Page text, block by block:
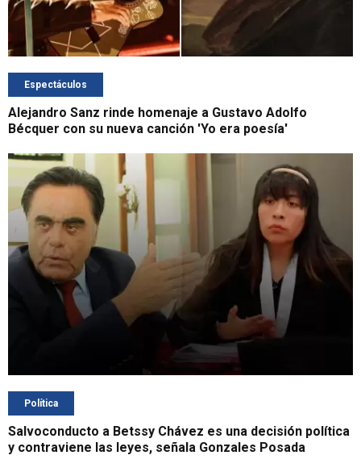
Espectáculos
Alejandro Sanz rinde homenaje a Gustavo Adolfo
Bécquer con su nueva canción 'Yo era poesía'
Política
Salvoconducto a Betssy Chávez es una decisión política
y contraviene las leyes, señala Gonzales Posada